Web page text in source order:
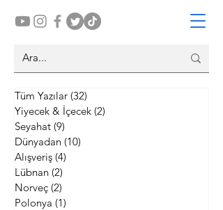
Tüm Yazılar (32)
Yiyecek & İçecek (2)
Seyahat (9)
Dünyadan (10)
Alışveriş (4)
Lübnan (2)
Norveç (2)
Polonya (1)